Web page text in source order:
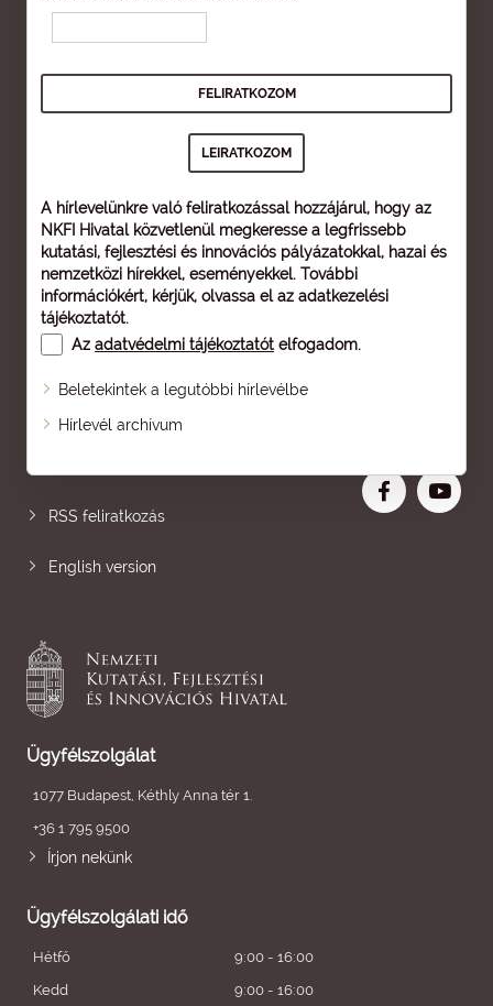
A hírlevelünkre való feliratkozással hozzájárul, hogy az
NKFI Hivatal közvetlenül megkeresse a legfrissebb
kutatási, fejlesztési és innovációs pályázatokkal, hazai és
nemzetközi hírekkel, eseményekkel. További
információkért, kérjük, olvassa el az adatkezelési
tájékoztatót.
Az adatvédelmi tájékoztatót elfogadom.
Beletekintek a legutóbbi hírlevélbe
Hírlevél archívum
Oldaltérkép
RSS feliratkozás
English version
Ügyfélszolgálat
1077 Budapest, Kéthly Anna tér 1.
+36 1 795 9500
Írjon nekünk
Ügyfélszolgálati idő
Hétfő
9:00 - 16:00
Kedd
9:00 - 16:00